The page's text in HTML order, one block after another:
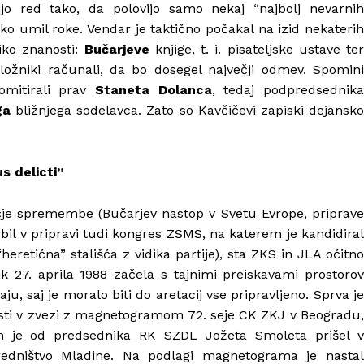
red tako, da polovijo samo nekaj “najbolj nevarnih
umil roke. Vendar je taktično počakal na izid nekaterih
znanosti: Bučarjeve knjige, t. i. pisateljske ustave ter
računali, da bo dosegel največji odmev. Spomini
prav Staneta Dolanca, tedaj podpredsednika
bližnjega sodelavca. Zato so Kavčičevi zapiski dejansko
delicti”
spremembe (Bučarjev nastop v Svetu Evrope, priprave
v pripravi tudi kongres ZSMS, na katerem je kandidiral
stališča z vidika partije), sta ZKS in JLA očitno
27. aprila 1988 začela s tajnimi preiskavami prostorov
saj je moralo biti do aretacij vse pripravljeno. Sprva je
v zvezi z magnetogramom 72. seje CK ZKJ v Beogradu,
od predsednika RK SZDL Jožeta Smoleta prišel v
Mladine. Na podlagi magnetograma je nastal